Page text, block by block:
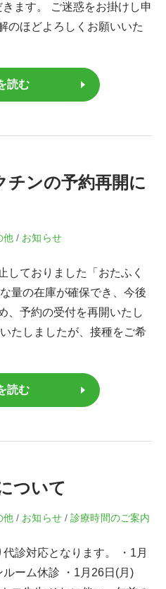
ます。 ご迷惑をお掛けし申
のほどよろしくお願いいた
読む
ンの予約再開に
他/ お知らせ
しておりました「おたふく
量の在庫が確保でき、今後
、予約の受付を再開いたし
たしましたが、接種をご希
読む
ついて
他/ お知らせ/診療時間のご案内
診対応となります。 ・1月
ーム休診 ・1月26日(月)